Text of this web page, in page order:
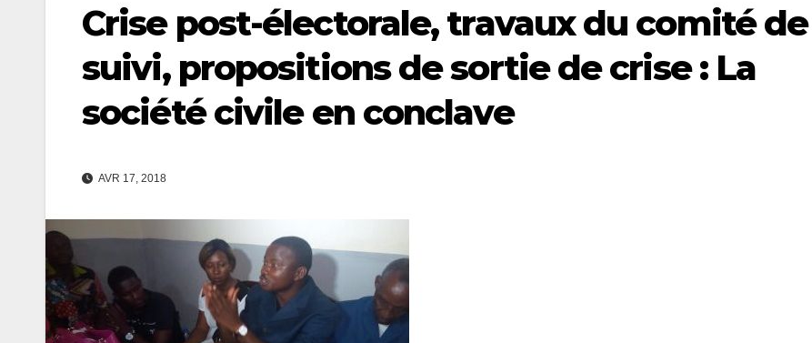
Crise post-électorale, travaux du comité de
suivi, propositions de sortie de crise : La
société civile en conclave
AVR 17, 2018